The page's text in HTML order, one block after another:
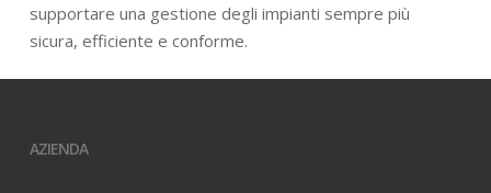
supportare una gestione degli impianti sempre più
sicura, efficiente e conforme.
AZIENDA